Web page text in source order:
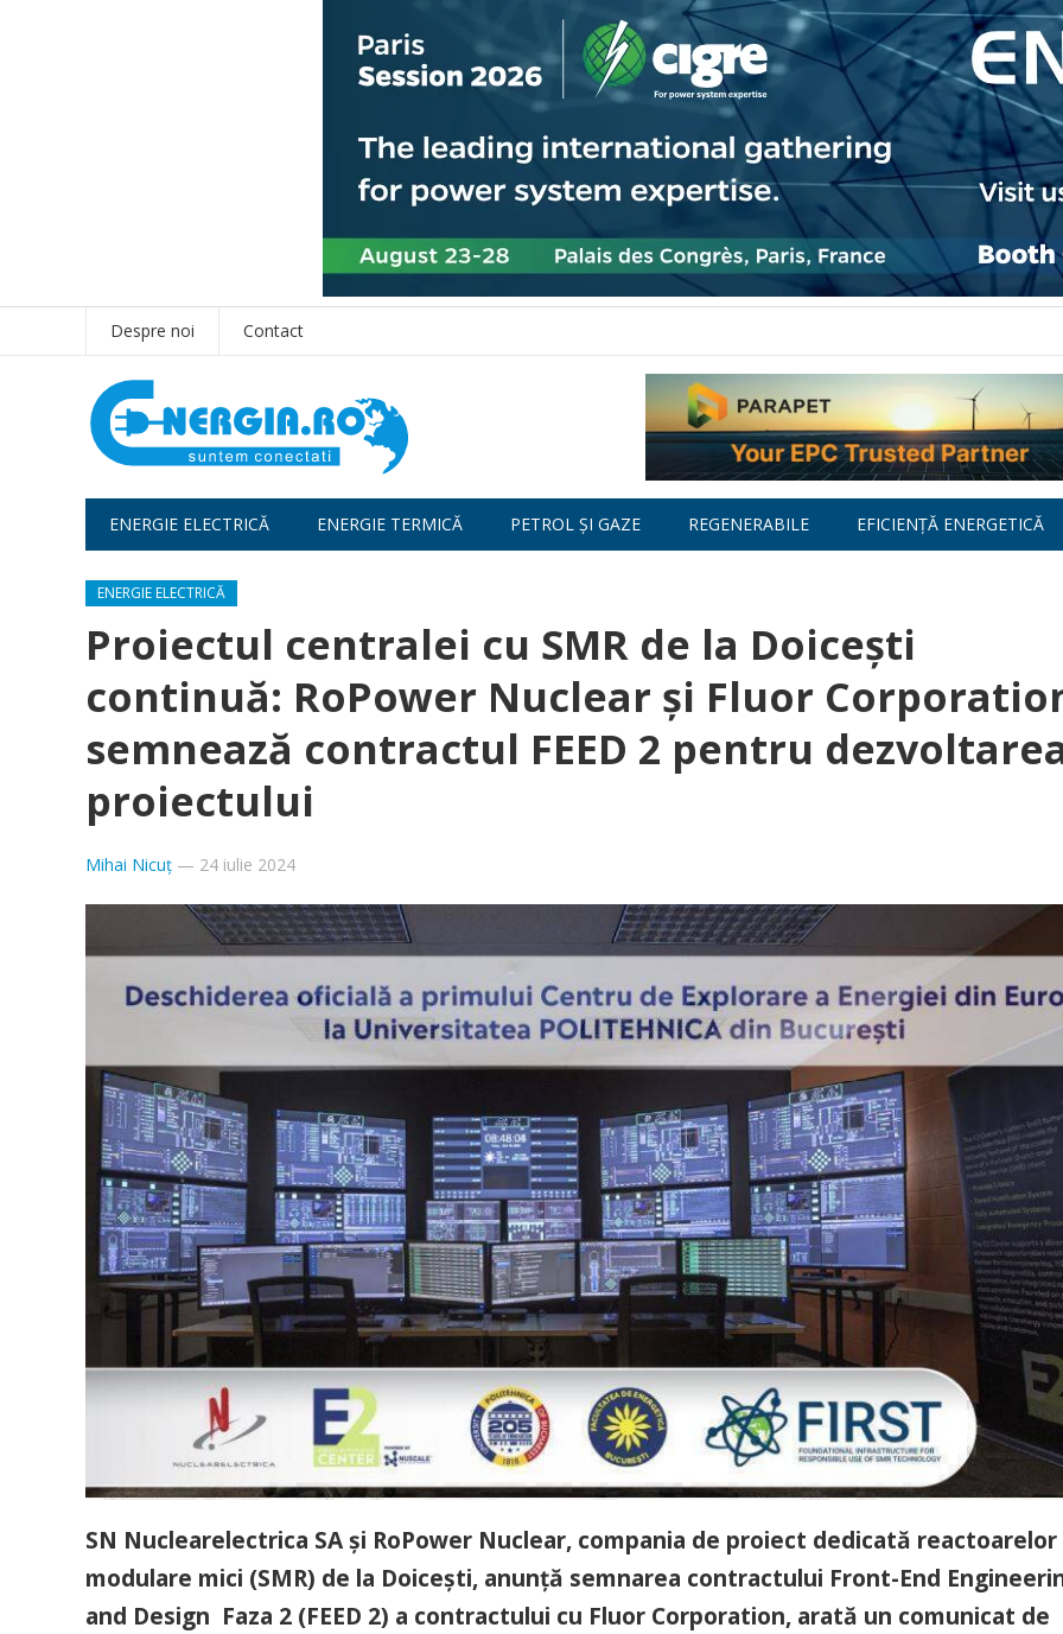
Despre noi Contact
ENERGIE ELECTRICĂ ENERGIE TERMICĂ PETROL ȘI GAZE REGENERABILE EFICIENȚĂ ENERGETICĂ
ENERGIE ELECTRICĂ
Proiectul centralei cu SMR de la Doicești
continuă: RoPower Nuclear și Fluor
semnează contractul FEED 2 pentru
proiectului
Mihai Nicuț — 24 iulie 2024
SN Nuclearelectrica SA și RoPower Nuclear, compania de proiect dedicată reactoarelor
modulare mici (SMR) de la Doicești, anunță semnarea contractului Front-End
and Design Faza 2 (FEED 2) a contractului cu Fluor Corporation, arată un comunicat de